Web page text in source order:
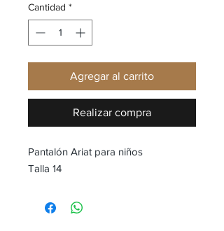
Cantidad *
Agregar al carrito
Realizar compra
Pantalón Ariat para niños
Talla 14